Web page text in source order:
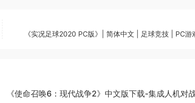
《实况足球2020 PC版》| 简体中文 | 足球竞技 | PC游
《使命召唤6：现代战争2》中文版下载-集成人机对